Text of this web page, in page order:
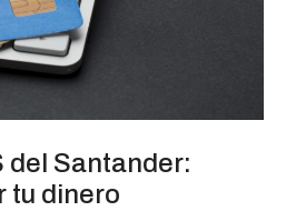
del Santander:
tu dinero